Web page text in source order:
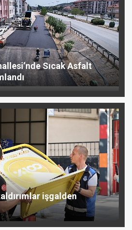
Sıcak Asfalt
işgalden